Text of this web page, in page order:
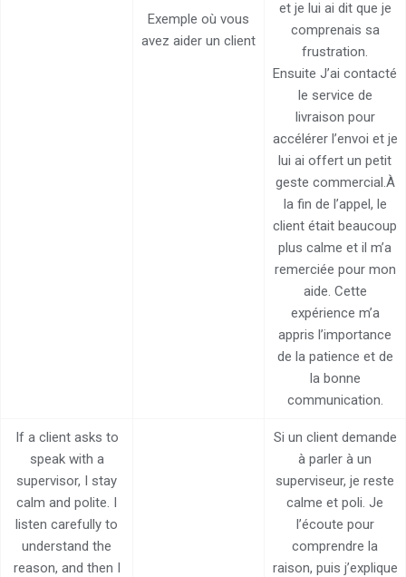
Exemple où vous
avez aider un client
et je lui ai dit que je
comprenais sa
frustration.
Ensuite J’ai contacté
le service de
livraison pour
accélérer l’envoi et je
lui ai offert un petit
geste commercial.À
la fin de l’appel, le
client était beaucoup
plus calme et il m’a
remerciée pour mon
aide. Cette
expérience m’a
appris l’importance
de la patience et de
la bonne
communication.
If a client asks to
speak with a
supervisor, I stay
calm and polite. I
listen carefully to
understand the
reason, and then I
Si un client demande
à parler à un
superviseur, je reste
calme et poli. Je
l’écoute pour
comprendre la
raison, puis j’explique